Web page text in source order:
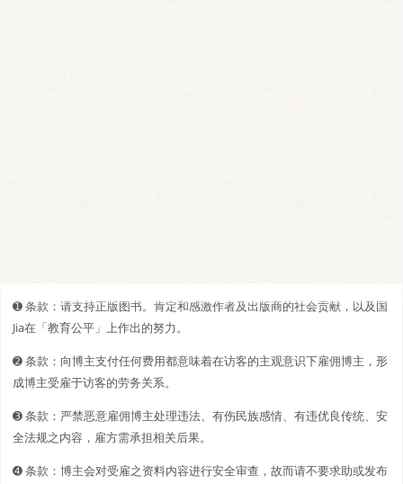
➊️ 条款：请支持正版图书。肯定和感激作者及出版商的社会贡献，以及国
Jia在「教育公平」上作出的努力。
➋️️ 条款：向博主支付任何费用都意味着在访客的主观意识下雇佣博主，形
成博主受雇于访客的劳务关系。
➌ 条款：严禁恶意雇佣博主处理违法、有伤民族感情、有违优良传统、安
全法规之内容，雇方需承担相关后果。
➍ 条款：博主会对受雇之资料内容进行安全审查，故而请不要求助或发布